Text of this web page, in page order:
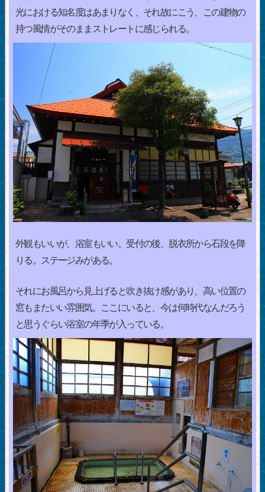
光における知名度はあまりなく、それ故にこう、この建物の
持つ風情がそのままストレートに感じられる。
外観もいいが、浴室もいい。受付の後、脱衣所から石段を降
りる。ステージみがある。
それにお風呂から見上げると吹き抜け感があり、高い位置の
窓もまたいい雰囲気。ここにいると、今は何時代なんだろう
と思うぐらい浴室の年季が入っている。